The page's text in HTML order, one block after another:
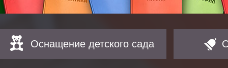
Оснащение детского сада